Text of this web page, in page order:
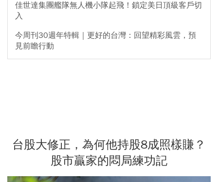
佳世達集團艦隊無人機小隊起飛！鎖定美日頂級客戶切
入
今周刊30週年特輯｜更好的台灣：回望精彩風雲，預
見前瞻行動
台股大修正，為何他持股8成照樣賺？
股市贏家的悶局練功記